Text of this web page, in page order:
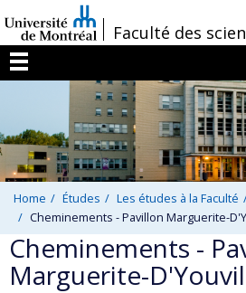
au
contenu
/Faculté des
Menu
Home Études Les études à la Faculté
Cheminements - Pavillon Marguerite-
Cheminements -
Marguerite-